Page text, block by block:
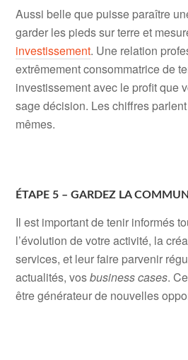
Aussi belle que puisse paraître
garder les pieds sur terre et
investissement. Une relation
extrêmement consommatrice de
investissement avec le profit que
sage décision. Les chiffres
mêmes.
ÉTAPE 5 – GARDEZ LA
Il est important de tenir informés
l’évolution de votre activité, la
services, et leur faire parvenir
actualités, vosbusiness cases.
être générateur de nouvelles